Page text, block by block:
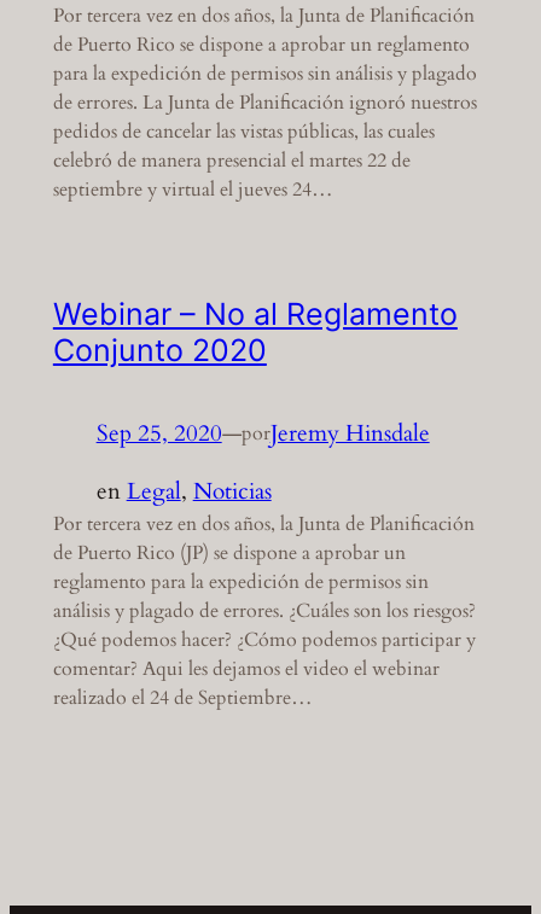
Por tercera vez en dos años, la Junta de Planificación
de Puerto Rico se dispone a aprobar un reglamento
para la expedición de permisos sin análisis y plagado
de errores. La Junta de Planificación ignoró nuestros
pedidos de cancelar las vistas públicas, las cuales
celebró de manera presencial el martes 22 de
septiembre y virtual el jueves 24…
Webinar – No al Reglamento
Conjunto 2020
Sep 25, 2020—porJeremy Hinsdale
enLegal, Noticias
Por tercera vez en dos años, la Junta de Planificación
de Puerto Rico (JP) se dispone a aprobar un
reglamento para la expedición de permisos sin
análisis y plagado de errores. ¿Cuáles son los riesgos?
¿Qué podemos hacer? ¿Cómo podemos participar y
comentar? Aqui les dejamos el video el webinar
realizado el 24 de Septiembre…